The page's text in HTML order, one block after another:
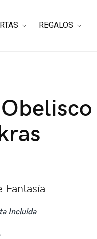
REGALOS
Fantasía
Incluida